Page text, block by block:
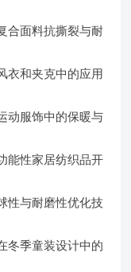
合面料抗撕裂与耐
衣和夹克中的应用
动服饰中的保暖与
能性家居纺织品开
性与耐磨性优化技
冬季童装设计中的